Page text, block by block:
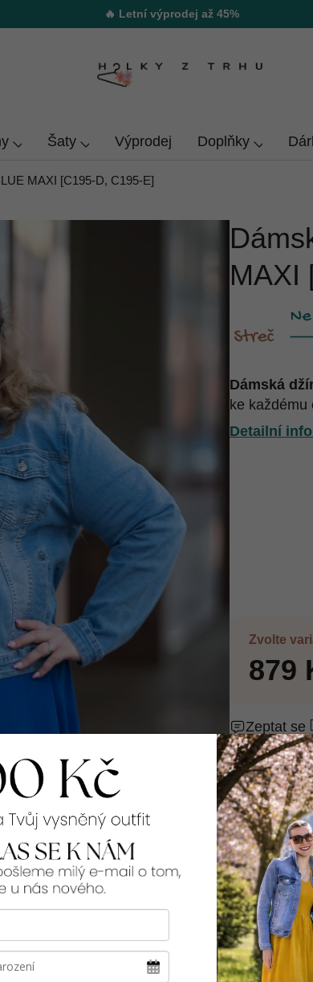
🔥 Letní výprodej až 45%
Šaty Výprodej Doplňky
MAXI [C195-D, C195-E]
MAXI
Zvolte
879
Rozměry:
přes prsa v
délka
46:
2x 54-
48:
2x 57-
50:
2x 59-
52:
2x 62-
54:
2x 63-
Dámská
ke každému
Detailní
Zeptat se
99%